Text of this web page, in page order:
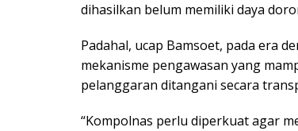
dihasilkan belum memiliki daya
Padahal, ucap Bamsoet, pada era
mekanisme pengawasan yang
pelanggaran ditangani secara
“Kompolnas perlu diperkuat agar